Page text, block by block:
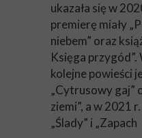
ukazała się w
premierę miały
niebem” oraz
Księga przygód”.
kolejne powieści
„Cytrusowy gaj”
ziemi”, a w 2021
„Ślady” i „Zapach